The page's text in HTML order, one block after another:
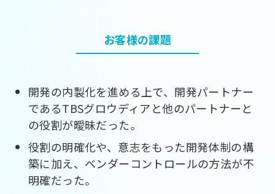
お客様の課題
開発の内製化を進める上で、開発パートナー
であるTBSグロウディアと他のパートナーと
の役割が曖昧だった。
役割の明確化や、意志をもった開発体制の構
築に加え、ベンダーコントロールの方法が不
明確だった。